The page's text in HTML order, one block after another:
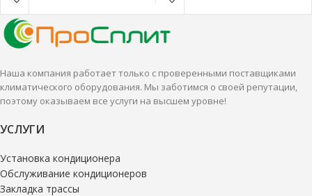
качеством и надежностью.
качеством и надежностью.
Наша компания работает только с проверенными поставщиками
климатического оборудования. Мы заботимся о своей репутации,
поэтому оказываем все услуги на высшем уровне!
УСЛУГИ
Установка кондиционера
Обслуживание кондиционеров
Закладка трассы